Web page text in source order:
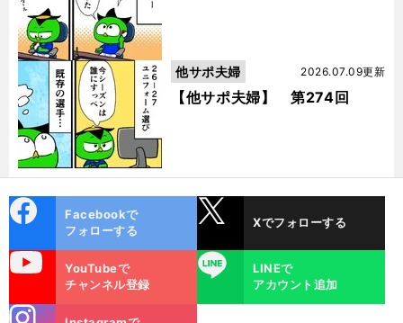
【他サポ夫婦】 第274回
2026.07.09更新
他サポ夫婦
ok
Facebookで
フォローする
Xでフォローする
YouTubeで
チャンネル登録
LINE
LINEで
アカウント追加